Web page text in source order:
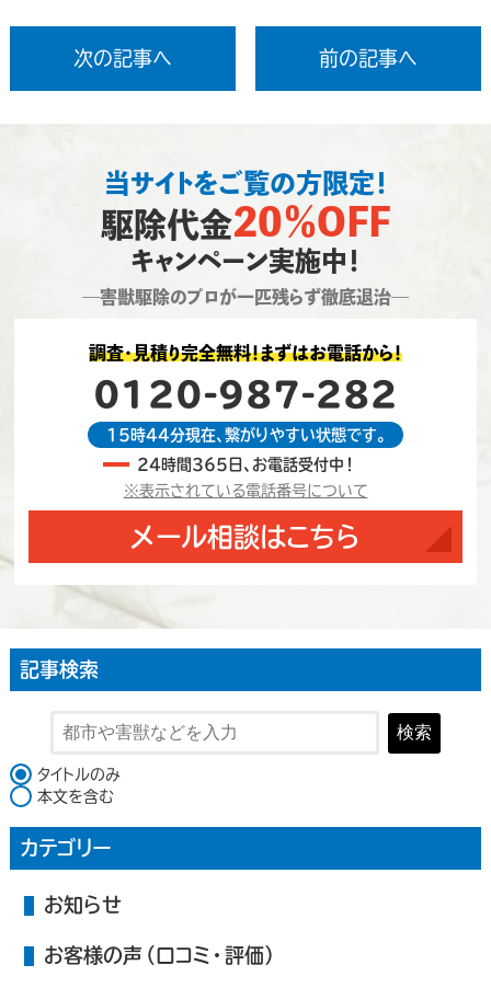
次の記事へ 前の記事へ
当サイトをご覧の方限定！
駆除代金20％OFF
キャンペーン実施中！
―害獣駆除のプロが一匹残らず徹底退治―
調査・見積り完全無料！まずはお電話から！
0120-987-282
15時44分現在、繋がりやすい状態です。
24時間365日、お電話受付中！
※表示されている電話番号について
メール相談はこちら
記事検索
検索
検索対象
タイトルのみ
本文を含む
カテゴリー
お知らせ
お客様の声（口コミ・評価）